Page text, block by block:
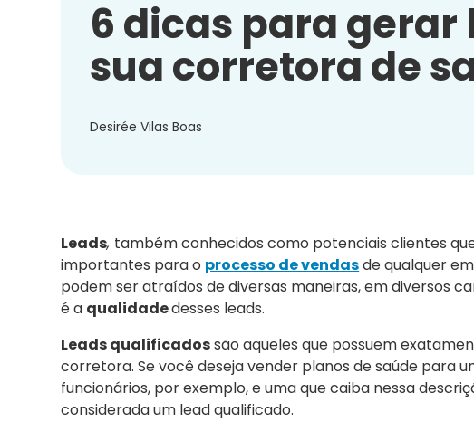
6 dicas para gerar
sua corretora de
Desirée Vilas Boas
Leads, também conhecidos como potenciais clientes
importantes para o processo de vendasde qualquer
podem ser atraídos de diversas maneiras, em diversos
é a qualidadedesses leads.
Leads qualificadossão aqueles que possuem
corretora. Se você deseja vender planos de saúde para
funcionários, por exemplo, e uma que caiba nessa
considerada um lead qualificado.